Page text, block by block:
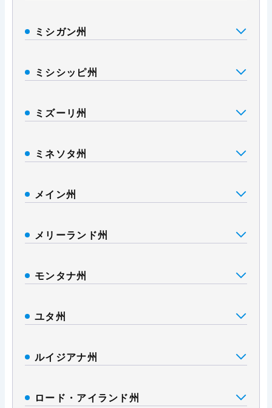
ミシガン州
ミシシッピ州
ミズーリ州
ミネソタ州
メイン州
メリーランド州
モンタナ州
ユタ州
ルイジアナ州
ロード・アイランド州